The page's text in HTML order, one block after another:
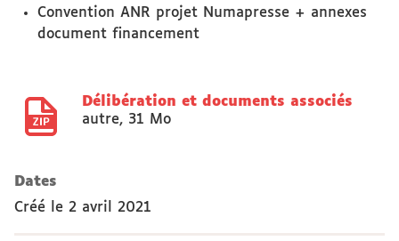
Convention ANR projet Numapresse + annexes
document financement
Délibération et documents associés
autre, 31 Mo
Dates
Créé le 2 avril 2021